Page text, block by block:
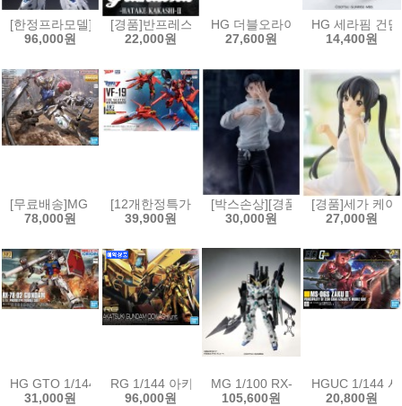
[한정프라모델]무한신성 1/100 리자드 극지상어
96,000원
[경품]반프레스토 나루토 질풍전 Grandista 피규어
22,000원
HG 더블오라이저 + GN 소드3
27,600원
HG 세라핌 건
14,400원
[무료배송]MG 1/100 건담 발바토스 루프스[4573102691811]
78,000원
[12개한정특가]HG 1/100 VF-19 改 파이어 발키리
39,900원
[박스손상][경품]세가 주술회전
30,000원
[경품]세가 케
27,000원
HG GTO 1/144 RX-78-2 퍼스트 건담 디 오리진 Ver.[4573102589293]
31,000원
RG 1/144 아카츠키건담(오오와시장비
96,000원
MG 1/100 RX-0 FULL ARMOR
105,600원
HGUC 1/144
20,800원